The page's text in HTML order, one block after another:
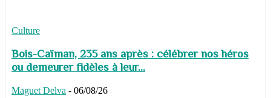
Culture
Bois-Caïman, 235 ans après : célébrer nos héros
ou demeurer fidèles à leur...
Maguet Delva - 06/08/26